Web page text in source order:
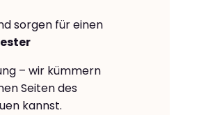
sorgen für einen
– wir kümmern
Seiten des
kannst.